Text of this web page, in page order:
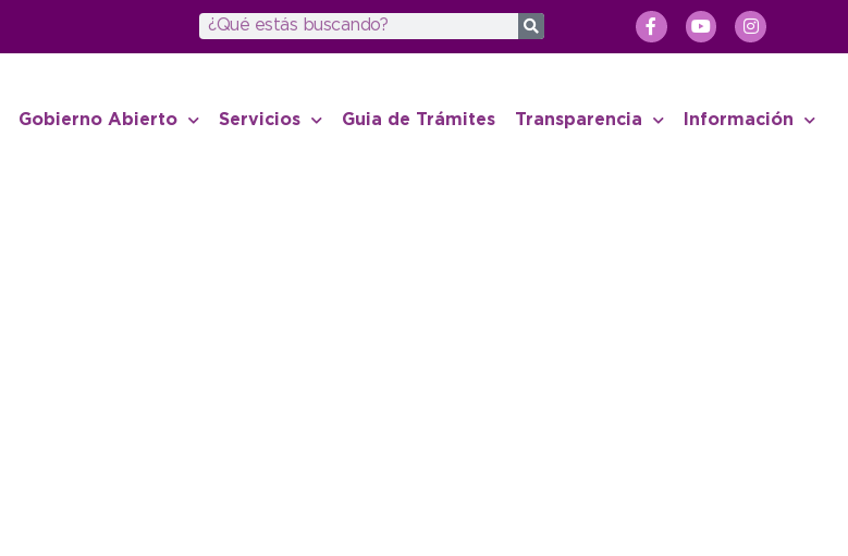
Gobierno Abierto Servicios Guia de Trámites Transparencia Información